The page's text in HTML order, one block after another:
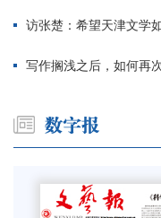
访张楚：希望天津文学
写作搁浅之后，如何再